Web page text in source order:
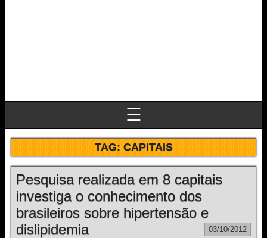
☰
TAG:CAPITAIS
Pesquisa realizada em 8 capitais
investiga o conhecimento dos
brasileiros sobre hipertensão e
dislipidemia
03/10/2012